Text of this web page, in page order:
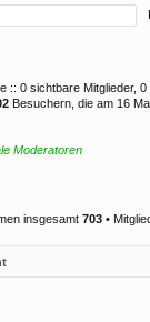
:: 0 sichtbare Mitglieder,
Besuchern, die am 16
Moderatoren
insgesamt 703 •